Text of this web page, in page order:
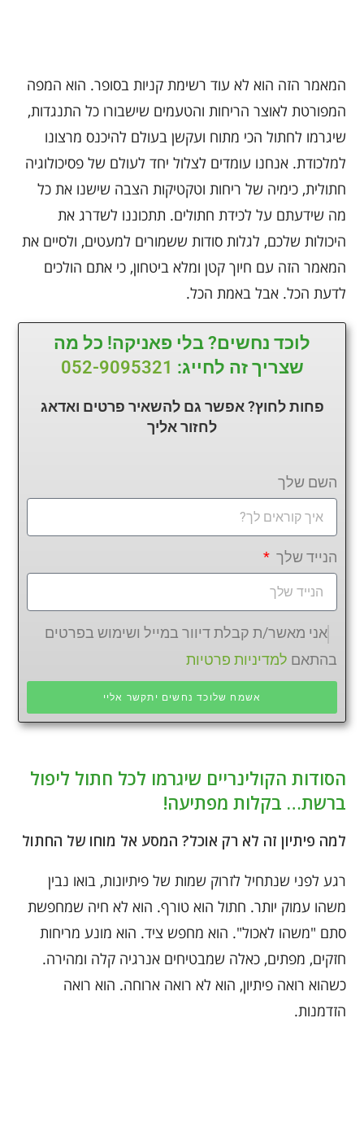
המאמר הזה הוא לא עוד רשימת קניות בסופר. הוא המפה
המפורטת לאוצר הריחות והטעמים שישבורו כל התנגדות,
שיגרמו לחתול הכי מתוח ועקשן בעולם להיכנס מרצונו
למלכודת. אנחנו עומדים לצלול יחד לעולם של פסיכולוגיה
חתולית, כימיה של ריחות וטקטיקות הצבה שישנו את כל
מה שידעתם על לכידת חתולים. תתכוננו לשדרג את
היכולות שלכם, לגלות סודות ששמורים למעטים, ולסיים את
המאמר הזה עם חיוך קטן ומלא ביטחון, כי אתם הולכים
לדעת הכל. אבל באמת הכל.
לוכד נחשים? בלי פאניקה! כל מה
שצריך זה לחייג: 052-9095321
פחות לחוץ? אפשר גם להשאיר פרטים ואדאג
לחזוראליך
השם שלך
הנייד שלך
אני מאשר/ת קבלת דיוור במייל ושימוש בפרטים
בהתאם למדיניות פרטיות
אשמח שלוכד נחשים יתקשר אליי
הסודות הקולינריים שיגרמו לכל חתול ליפול
ברשת… בקלות מפתיעה!
למה פיתיון זה לא רק אוכל? המסע אל מוחו של החתול
רגע לפני שנתחיל לזרוק שמות של פיתיונות, בואו נבין
משהו עמוק יותר. חתול הוא טורף. הוא לא חיה שמחפשת
סתם "משהו לאכול". הוא מחפש ציד. הוא מונע מריחות
חזקים, מפתים, כאלה שמבטיחים אנרגיה קלה ומהירה.
כשהוא רואה פיתיון, הוא לא רואה ארוחה. הוא רואה
הזדמנות.